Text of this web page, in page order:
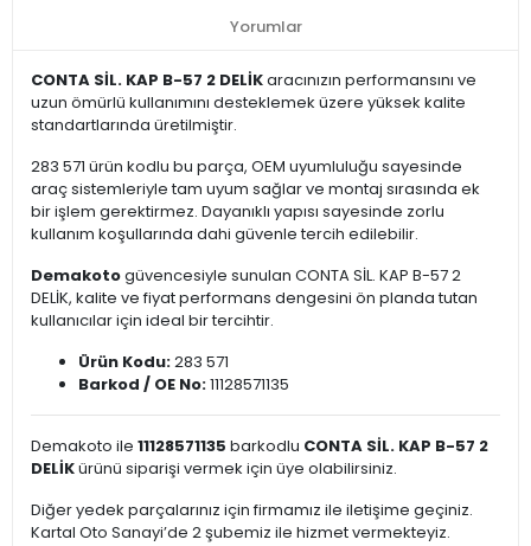
Yorumlar
CONTA SİL. KAP B-57 2 DELİKaracınızın performansını ve
uzun ömürlü kullanımını desteklemek üzere yüksek kalite
standartlarında üretilmiştir.
283 571 ürün kodlu bu parça, OEM uyumluluğu sayesinde
araç sistemleriyle tam uyum sağlar ve montaj sırasında ek
bir işlem gerektirmez. Dayanıklı yapısı sayesinde zorlu
kullanım koşullarında dahi güvenle tercih edilebilir.
Demakotogüvencesiyle sunulan CONTA SİL. KAP B-57 2
DELİK, kalite ve fiyat performans dengesini ön planda tutan
kullanıcılar için ideal bir tercihtir.
Ürün Kodu:283 571
Barkod / OE No:11128571135
Demakoto ile 11128571135 barkodlu CONTA SİL. KAP B-57 2
DELİKürünü siparişi vermek için üye olabilirsiniz.
Diğer yedek parçalarınız için firmamız ile iletişime geçiniz.
Kartal Oto Sanayi’de 2 şubemiz ile hizmet vermekteyiz.